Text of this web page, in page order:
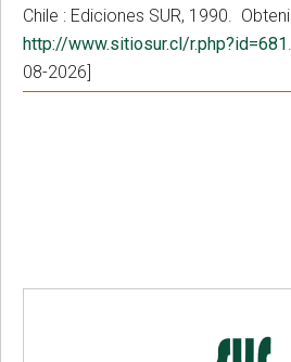
Chile : Ediciones SUR, 1990.
http://www.sitiosur.cl/r.php?id=681
08-2026]